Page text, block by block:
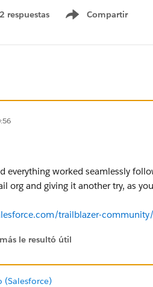
2 respuestas Compartir
Show menu
everything worked seamlessly
org and giving it another try, as
trailblazer-
le resultó útil
(Salesforce)